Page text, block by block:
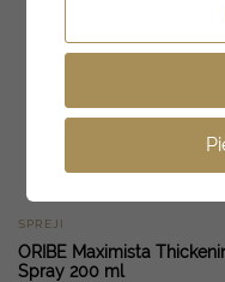
SPREJI
ORIBE Maximista
Spray 200 ml